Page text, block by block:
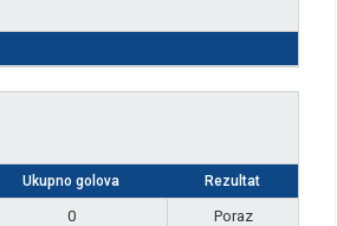
Ukupno golova Rezultat
0
Poraz